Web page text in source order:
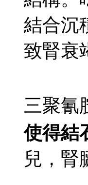
結合沉
致腎衰
三聚氰
使得結
兒，腎